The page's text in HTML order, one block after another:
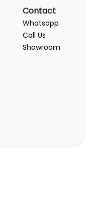
Contact
Whatsapp
Call Us
Showroom